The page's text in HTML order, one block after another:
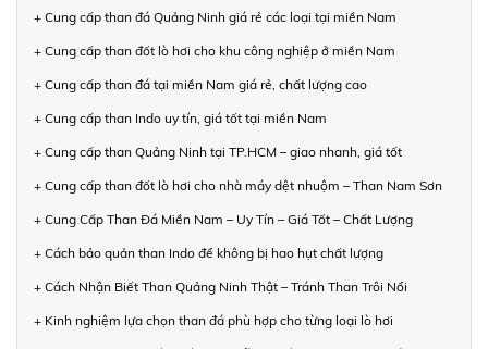
+ Cung cấp than đá Quảng Ninh giá rẻ các loại tại miền Nam
+ Cung cấp than đốt lò hơi cho khu công nghiệp ở miền Nam
+ Cung cấp than đá tại miền Nam giá rẻ, chất lượng cao
+ Cung cấp than Indo uy tín, giá tốt tại miền Nam
+ Cung cấp than Quảng Ninh tại TP.HCM – giao nhanh, giá tốt
+ Cung cấp than đốt lò hơi cho nhà máy dệt nhuộm – Than Nam Sơn
+ Cung Cấp Than Đá Miền Nam – Uy Tín – Giá Tốt – Chất Lượng
+ Cách bảo quản than Indo để không bị hao hụt chất lượng
+ Cách Nhận Biết Than Quảng Ninh Thật – Tránh Than Trôi Nổi
+ Kinh nghiệm lựa chọn than đá phù hợp cho từng loại lò hơi